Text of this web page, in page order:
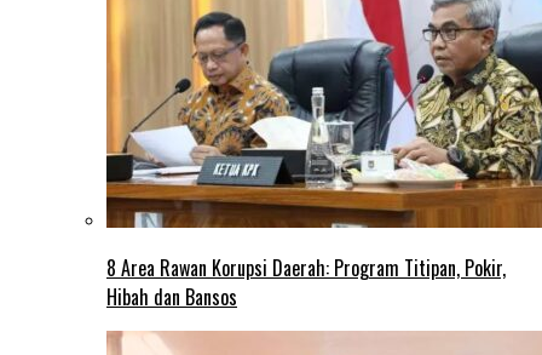
8 Area Rawan Korupsi Daerah: Program Titipan, Pokir,
Hibah dan Bansos